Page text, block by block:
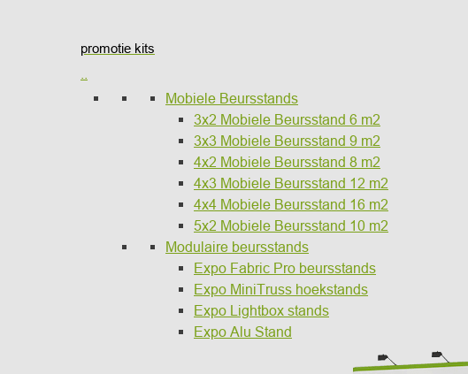
promotie kits
Mobiele Beursstands
3x2 Mobiele Beursstand 6 m2
3x3 Mobiele Beursstand 9 m2
4x2 Mobiele Beursstand 8 m2
4x3 Mobiele Beursstand 12 m2
4x4 Mobiele Beursstand 16 m2
5x2 Mobiele Beursstand 10 m2
Modulaire beursstands
Expo Fabric Pro beursstands
Expo MiniTruss hoekstands
Expo Lightbox stands
Expo Alu Stand